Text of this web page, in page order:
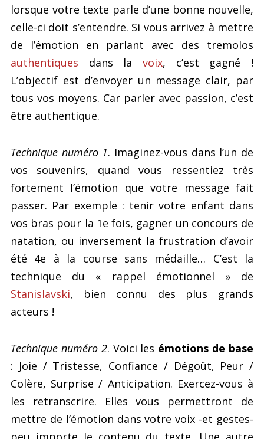
lorsque votre texte parle d’une bonne nouvelle,
celle-ci doit s’entendre. Si vous arrivez à mettre
de l’émotion en parlant avec des tremolos
authentiques dans la voix, c’est gagné !
L’objectif est d’envoyer un message clair, par
tous vos moyens. Car parler avec passion, c’est
être authentique.
Technique numéro 1. Imaginez-vous dans l’un de
vos souvenirs, quand vous ressentiez très
fortement l’émotion que votre message fait
passer. Par exemple : tenir votre enfant dans
vos bras pour la 1e fois, gagner un concours de
natation, ou inversement la frustration d’avoir
été 4e à la course sans médaille… C’est la
technique du « rappel émotionnel » de
Stanislavski, bien connu des plus grands
acteurs !
Technique numéro 2. Voici les émotions de base
: Joie / Tristesse, Confiance / Dégoût, Peur /
Colère, Surprise / Anticipation. Exercez-vous à
les retranscrire. Elles vous permettront de
mettre de l’émotion dans votre voix -et gestes-